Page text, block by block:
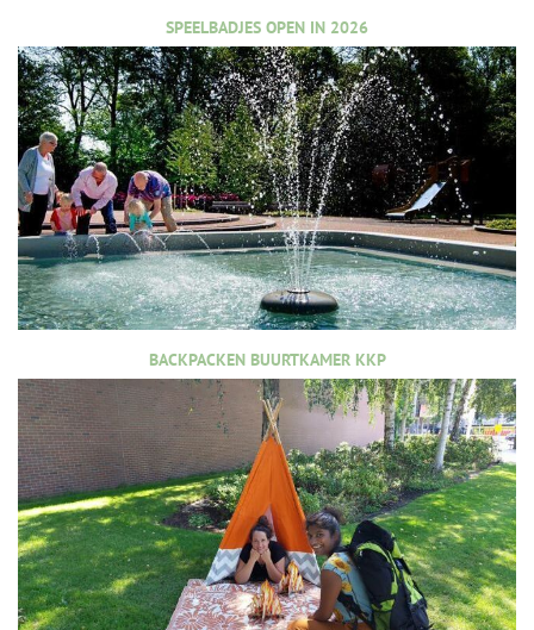
SPEELBADJES OPEN IN 2026
BACKPACKEN BUURTKAMER KKP